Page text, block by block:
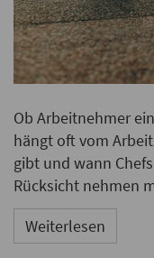
Ob Arbeitnehmer
hängt oft vom
gibt und wann
Rücksicht nehmen
Weiterlesen